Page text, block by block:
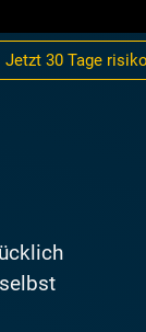
Jetzt 30 Tage